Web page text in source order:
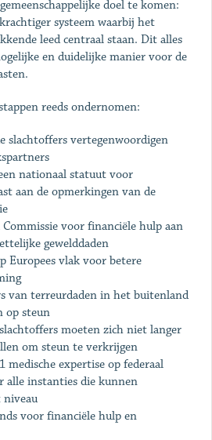
doel te komen:
systeem waarbij het
leed centraal staan. Dit alles
en duidelijke manier voor de
reeds ondernomen:
slachtoffers vertegenwoordigen
nationaal statuut voor
aan de opmerkingen van de
voor financiële hulp aan
gewelddaden
Europees vlak voor betere
van terreurdaden in het buitenland
op steun
moeten zich niet langer
om steun te verkrijgen
medische expertise op federaal
alle instanties die kunnen
niveau
voor financiële hulp en